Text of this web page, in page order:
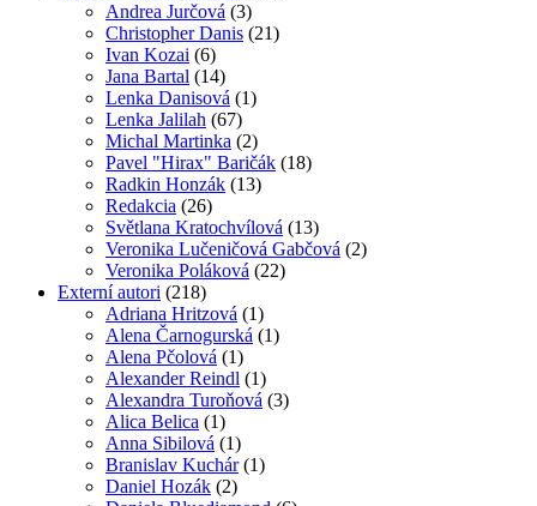
Andrea Jurčová (3)
Christopher Danis (21)
Ivan Kozai (6)
Jana Bartal (14)
Lenka Danisová (1)
Lenka Jalilah (67)
Michal Martinka (2)
Pavel "Hirax" Baričák (18)
Radkin Honzák (13)
Redakcia (26)
Světlana Kratochvílová (13)
Veronika Lučeničová Gabčová (2)
Veronika Poláková (22)
Externí autori (218)
Adriana Hritzová (1)
Alena Čarnogurská (1)
Alena Pčolová (1)
Alexander Reindl (1)
Alexandra Turoňová (3)
Alica Belica (1)
Anna Sibilová (1)
Branislav Kuchár(1)
Daniel Hozák (2)